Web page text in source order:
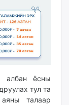
албан ёсны
тул та
талаар